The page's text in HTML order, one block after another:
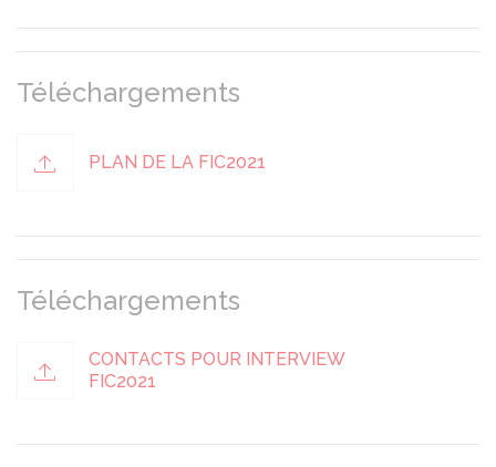
Téléchargements
PLAN DE LA FIC2021
Téléchargements
CONTACTS POUR INTERVIEW
FIC2021